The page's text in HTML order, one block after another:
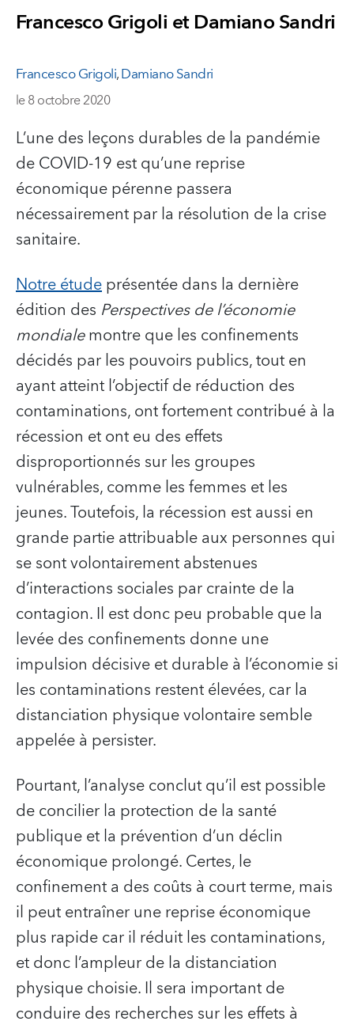
Francesco Grigoli et Damiano Sandri
Francesco Grigoli,Damiano Sandri
le 8 octobre 2020
L’une des leçons durables de la pandémie
de COVID-19 est qu’une reprise
économique pérenne passera
nécessairement par la résolution de la crise
sanitaire.
Notre étudeprésentée dans la dernière
édition des Perspectives de l’économie
mondialemontre que les confinements
décidés par les pouvoirs publics, tout en
ayant atteint l’objectif de réduction des
contaminations, ont fortement contribué à la
récession et ont eu des effets
disproportionnés sur les groupes
vulnérables, comme les femmes et les
jeunes. Toutefois, la récession est aussi en
grande partie attribuable aux personnes qui
se sont volontairement abstenues
d’interactions sociales par crainte de la
contagion. Il est donc peu probable que la
levée des confinements donne une
impulsion décisive et durable à l’économie si
les contaminations restent élevées, car la
distanciation physique volontaire semble
appelée à persister.
Pourtant, l’analyse conclut qu’il est possible
de concilier la protection de la santé
publique et la prévention d’un déclin
économique prolongé. Certes, le
confinement a des coûts à court terme, mais
il peut entraîner une reprise économique
plus rapide car il réduit les contaminations,
et donc l’ampleur de la distanciation
physique choisie. Il sera important de
conduire des recherches sur les effets à